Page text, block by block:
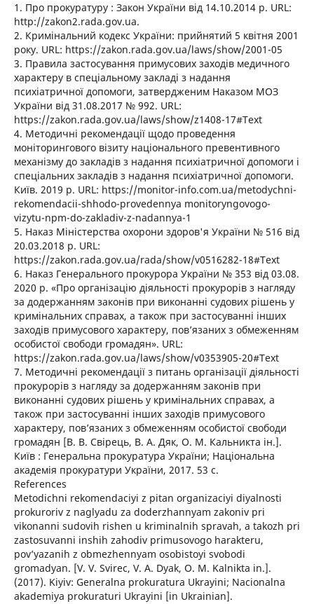
1. Про прокуратуру : Закон України від 14.10.2014 р. URL:
http://zakon2.rada.gov.ua.
2. Кримінальний кодекс України: прийнятий 5 квітня 2001
року. URL: https://zakon.rada.gov.ua/laws/show/2001-05
3. Правила застосування примусових заходів медичного
характеру в спеціальному закладі з надання
психіатричної допомоги, затвердженим Наказом МОЗ
України від 31.08.2017 № 992. URL:
https://zakon.rada.gov.ua/laws/show/z1408-17#Text
4. Методичні рекомендації щодо проведення
моніторингового візиту національного превентивного
механізму до закладів з надання психіатричної допомоги і
спеціальних закладів з надання психіатричної допомоги.
Київ. 2019 р. URL: https://monitor-info.com.ua/metodychni-
rekomendacii-shhodo-provedennya monitoryngovogo-
vizytu-npm-do-zakladiv-z-nadannya-1
5. Наказ Міністерства охорони здоров'я України № 516 від
20.03.2018 р. URL:
https://zakon.rada.gov.ua/rada/show/v0516282-18#Text
6. Наказ Генерального прокурора України № 353 від 03.08.
2020 р. «Про організацію діяльності прокурорів з нагляду
за додержанням законів при виконанні судових рішень у
кримінальних справах, а також при застосуванні інших
заходів примусового характеру, пов’язаних з обмеженням
особистої свободи громадян». URL:
https://zakon.rada.gov.ua/laws/show/v0353905-20#Text
7. Методичні рекомендації з питань організації діяльності
прокурорів з нагляду за додержанням законів при
виконанні судових рішень у кримінальних справах, а
також при застосуванні інших заходів примусового
характеру, пов’язаних з обмеженням особистої свободи
громадян [В. В. Свірець, В. А. Дяк, О. М. Кальникта ін.].
Київ : Генеральна прокуратура України; Національна
академія прокуратури України, 2017. 53 с.
References
Metodichni rekomendaciyi z pitan organizaciyi diyalnosti
prokuroriv z naglyadu za doderzhannyam zakoniv pri
vikonanni sudovih rishen u kriminalnih spravah, a takozh pri
zastosuvanni inshih zahodiv primusovogo harakteru,
pov’yazanih z obmezhennyam osobistoyi svobodi
gromadyan. [V. V. Svirec, V. A. Dyak, O. M. Kalnikta in.].
(2017). Kiyiv: Generalna prokuratura Ukrayini; Nacionalna
akademiya prokuraturi Ukrayini [in Ukrainian].